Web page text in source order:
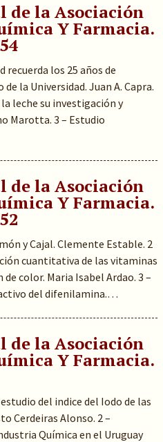
de la Asociación
Y Farmacia.
recuerda los 25 años de
la Universidad. Juan A. Capra.
leche su investigación y
Marotta. 3 – Estudio
de la Asociación
Y Farmacia.
y Cajal. Clemente Estable. 2
cuantitativa de las vitaminas
color. Maria Isabel Ardao. 3 –
del difenilamina.…
de la Asociación
Y Farmacia.
del indice del Iodo de las
Cerdeiras Alonso. 2 –
Química en el Uruguay